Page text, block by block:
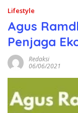
Lifestyle
Agus
Penjaga
Redaksi
06/06/2021